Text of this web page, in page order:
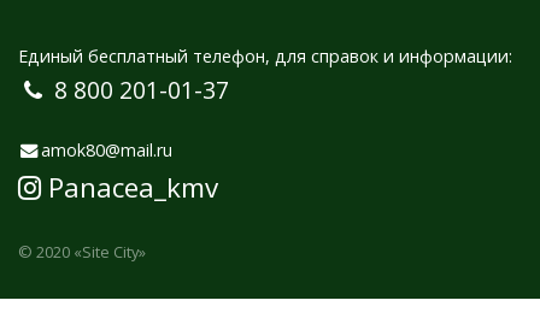
Единый бесплатный телефон, для справок и информации:
8 800 201-01-37
amok80@mail.ru
Panacea_kmv
© 2020 «Site City»